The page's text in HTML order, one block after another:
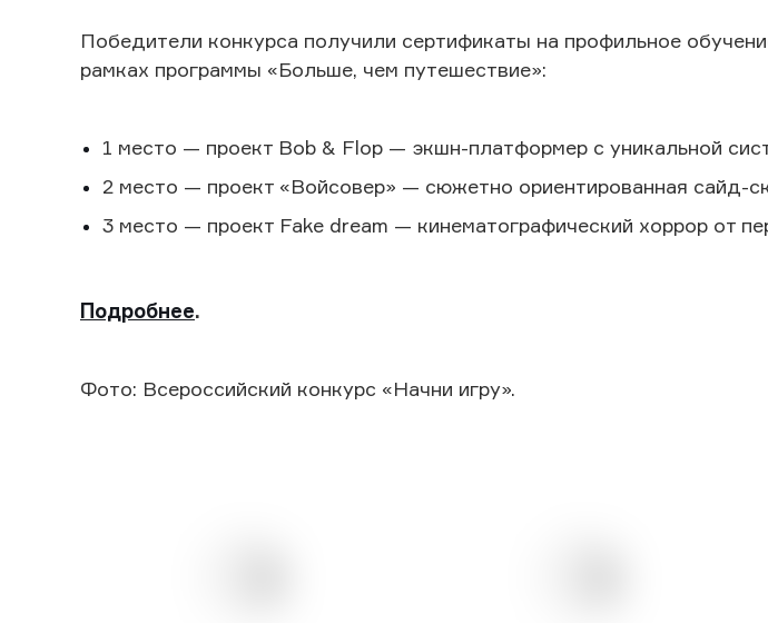
Победители конкурса получили сертификаты на профильное
рамках программы «Больше, чем путешествие»:
1 место — проект Bob & Flop — экшн-платформер с уникальной
2 место — проект «Войсовер» — сюжетно ориентированная сайд-
3 место — проект Fake dream — кинематографический хоррор от
Подробнее.
Фото: Всероссийский конкурс «Начни игру».